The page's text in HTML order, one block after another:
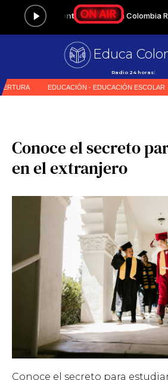
Educa
Radio 24 h|
Conoce el secreto
en el extranjero
Conoce el secreto para